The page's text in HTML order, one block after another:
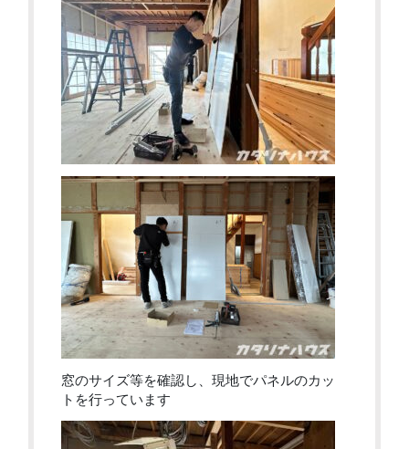
窓のサイズ等を確認し、現地でパネルのカッ
トを行っています